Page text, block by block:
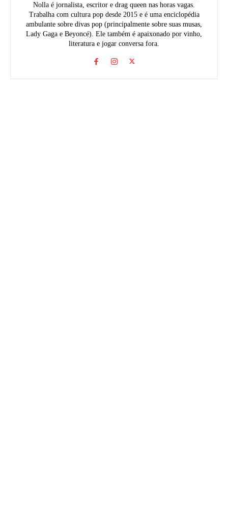
Nolla é jornalista, escritor e drag queen nas horas vagas.
Trabalha com cultura pop desde 2015 e é uma enciclopédia
ambulante sobre divas pop (principalmente sobre suas musas,
Lady Gaga e Beyoncé). Ele também é apaixonado por vinho,
literatura e jogar conversa fora.